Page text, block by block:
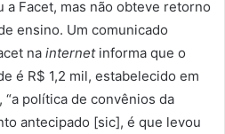
a Facet, mas não obteve retorno
ensino. Um comunicado
na internetinforma que o
é R$ 1,2 mil, estabelecido em
política de convênios da
antecipado [sic], é que levou